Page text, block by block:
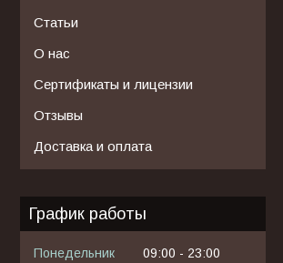
Статьи
О нас
Сертификаты и лицензии
Отзывы
Доставка и оплата
График работы
Понедельник 09:00
23:00